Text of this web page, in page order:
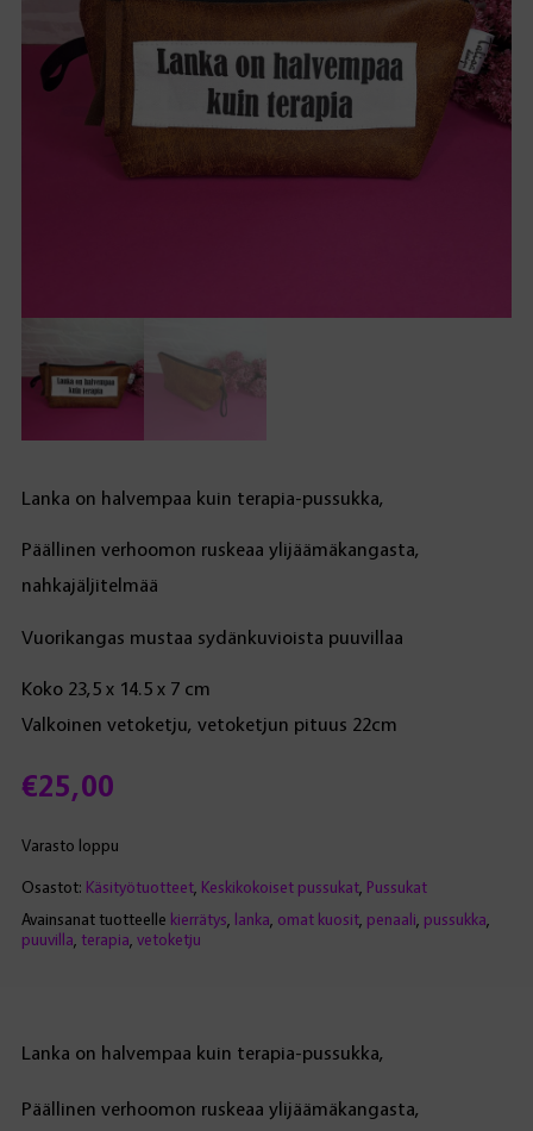
€25,00
Lanka on halvempaa kuin terapia-pussukka,
Päällinen verhoomon ruskeaa ylijäämäkangasta,
nahkajäljitelmää
Vuorikangas mustaa sydänkuvioista puuvillaa
Koko 23,5 x 14.5 x 7 cm
Valkoinen vetoketju, vetoketjun pituus 22cm
Varasto loppu
Osastot: Käsityötuotteet, Keskikokoiset pussukat, Pussukat
Avainsanat tuotteelle kierrätys lanka omat kuosit, penaali pussukka
puuvilla terapia vetoketju
Lanka on halvempaa kuin terapia-pussukka,
Päällinen verhoomon ruskeaa ylijäämäkangasta,